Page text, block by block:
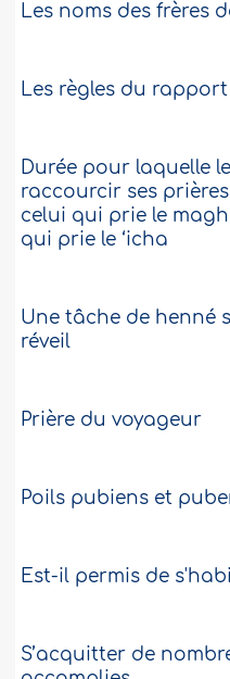
Les noms des frères
Les règles du rapport
Durée pour laquelle
raccourcir ses
celui qui prie le
qui prie le ‘icha
Une tâche de henné
réveil
Prière du voyageur
Poils pubiens et
Est-il permis de
S’acquitter de